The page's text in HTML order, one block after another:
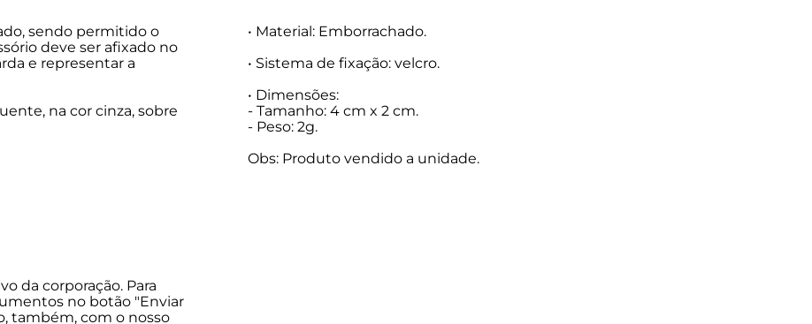
sendo permitido o
deve ser afixado no
e representar a
na cor cinza, sobre
da corporação. Para
no botão "Enviar
também, com o nosso
• Material: Emborrachado.
• Sistema de fixação: velcro.
• Dimensões:
- Tamanho: 4 cm x 2 cm.
- Peso: 2g.
Obs: Produto vendido a unidade.